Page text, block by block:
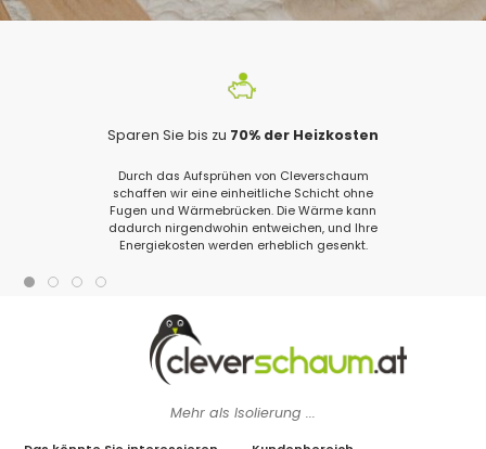
Sparen Sie bis zu 70% der Heizkosten
Durch das Aufsprühen von Cleverschaum
schaffen wir eine einheitliche Schicht ohne
Fugen und Wärmebrücken. Die Wärme kann
dadurch nirgendwohin entweichen, und Ihre
Energiekosten werden erheblich gesenkt.
Mehr als Isolierung ...